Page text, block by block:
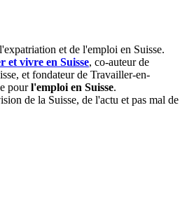
et de l'emploi en Suisse.
et vivre en Suisse, co-auteur de
et fondateur de Travailler-en-
pourl'emploi en Suisse.
de la Suisse, de l'actu et pas mal de